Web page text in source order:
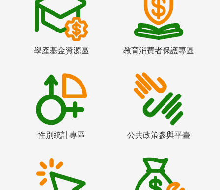
學產基金資源區 教育消費者保護專區
性別統計專區 公共政策參與平臺